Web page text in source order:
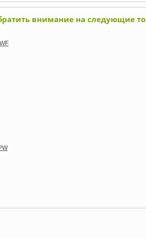
внимание на следующие